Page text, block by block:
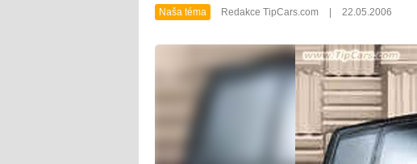
Naša téma Redakce TipCars.com 22.05.2006